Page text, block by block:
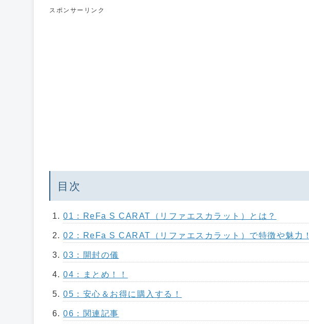
スポンサーリンク
目次
01：ReFa S CARAT（リファエスカラット）とは？
02：ReFa S CARAT（リファエスカラット）で特徴や魅力！
03：開封の儀
04：まとめ！！
05：安心＆お得に購入する！
06：関連記事